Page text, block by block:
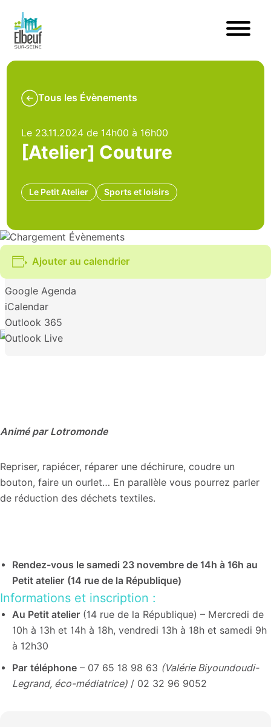
Tous les Évènements
Le 23.11.2024 de 14h00 à 16h00
[Atelier] Couture
Le Petit Atelier Sports et loisirs
Ajouter au calendrier
Google Agenda
iCalendar
Outlook 365
Outlook Live
Animé par Lotromonde
Repriser, rapiécer, réparer une déchirure, coudre un
bouton, faire un ourlet… En parallèle vous pourrez parler
de réduction des déchets textiles.
Rendez-vous le samedi 23 novembre de 14h à 16h au
Petit atelier (14 rue de la République)
Informations et inscription :
Au Petit atelier (14 rue de la République) – Mercredi de
10h à 13h et 14h à 18h, vendredi 13h à 18h et samedi 9h
à 12h30
Par téléphone – 07 65 18 98 63 (Valérie Biyoundoudi-
Legrand, éco-médiatrice) / 02 32 96 9052